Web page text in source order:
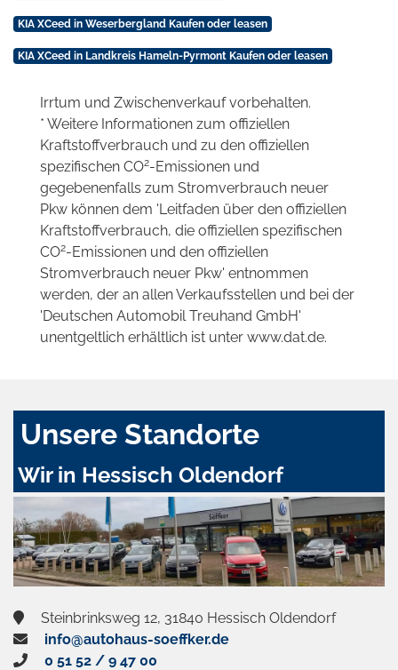
KIA XCeed in Weserbergland Kaufen oder leasen
KIA XCeed in Landkreis Hameln-Pyrmont Kaufen oder leasen
Irrtum und Zwischenverkauf vorbehalten.
* Weitere Informationen zum offiziellen
Kraftstoffverbrauch und zu den offiziellen
spezifischen CO2-Emissionen und
gegebenenfalls zum Stromverbrauch neuer
Pkw können dem 'Leitfaden über den offiziellen
Kraftstoffverbrauch, die offiziellen spezifischen
CO2-Emissionen und den offiziellen
Stromverbrauch neuer Pkw' entnommen
werden, der an allen Verkaufsstellen und bei der
'Deutschen Automobil Treuhand GmbH'
unentgeltlich erhältlich ist unter www.dat.de.
Unsere Standorte
Wir in Hessisch Oldendorf
Steinbrinksweg 12, 31840 Hessisch Oldendorf
info@autohaus-soeffker.de
0 51 52 / 9 47 00